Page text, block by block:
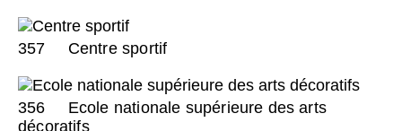
357 Centre sportif
356
Ecole nationale supérieure des arts
décoratifs